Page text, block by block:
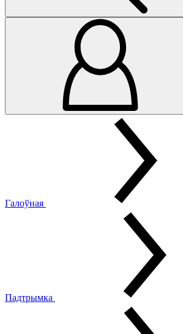
Галоўная
Падтрымка